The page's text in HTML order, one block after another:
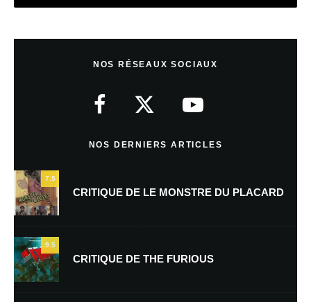
Nom*
NOS RÉSEAUX SOCIAUX
NOS DERNIERS ARTICLES
7.5
CRITIQUE DE LE MONSTRE DU PLACARD
9.5
CRITIQUE DE THE FURIOUS